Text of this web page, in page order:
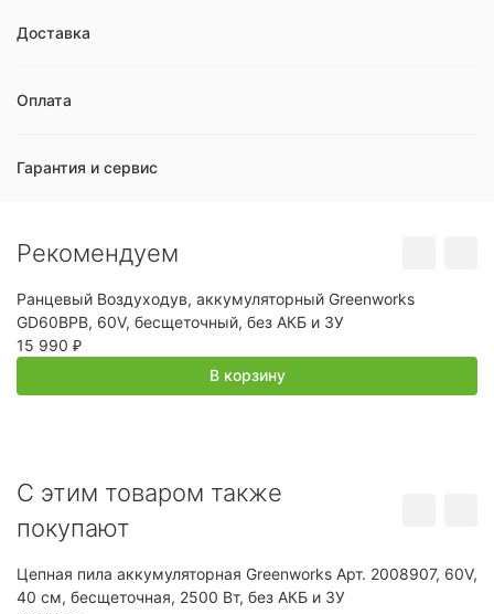
Доставка
Оплата
Гарантия и сервис
Рекомендуем
Ранцевый Воздуходув, аккумуляторный Greenworks
GD60BPB, 60V, бесщеточный, без АКБ и ЗУ
15 990 ₽
В корзину
C этим товаром также
покупают
Цепная пила аккумуляторная Greenworks Арт. 2008907, 60V,
40 см, бесщеточная, 2500 Вт, без АКБ и ЗУ